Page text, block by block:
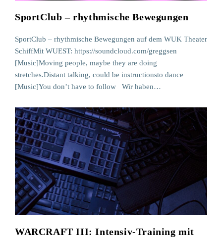
SportClub – rhythmische Bewegungen
SportClub – rhythmische Bewegungen auf dem WUK Theater
SchiffMit WUEST: https://soundcloud.com/greggsen
[Music]Moving people, maybe they are doing
stretches.Distant talking, could be instructionsto dance
[Music]You don’t have to follow Wir haben…
WARCRAFT III: Intensiv-Training mit